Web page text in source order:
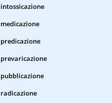
intossicazione
medicazione
predicazione
prevaricazione
pubblicazione
radicazione